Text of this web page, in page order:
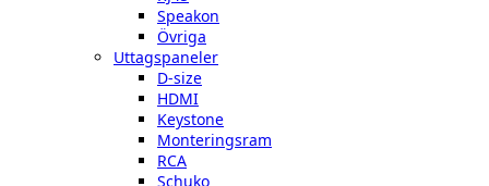
Speakon
Övriga
Uttagspaneler
D-size
HDMI
Keystone
Monteringsram
RCA
Schuko